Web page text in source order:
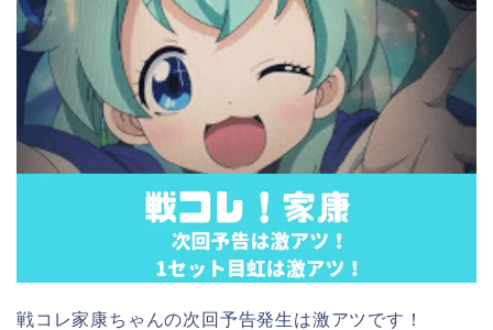
戦コレ家康ちゃんの次回予告発生は激アツです！